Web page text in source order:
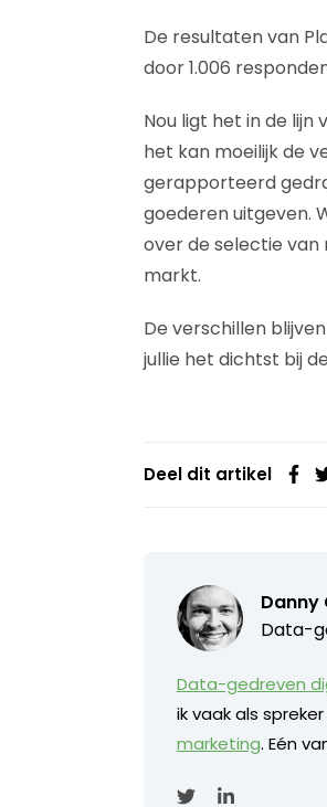
De resultaten van
door 1.006
Nou ligt het in de
het kan moeilijk de
gerapporteerd
goederen uitgeven.
over de selectie van
markt.
De verschillen
jullie het dichtst bij
Deel dit artikel
Danny
Data-
Data-gedreven
ik vaak als
marketing. Eén